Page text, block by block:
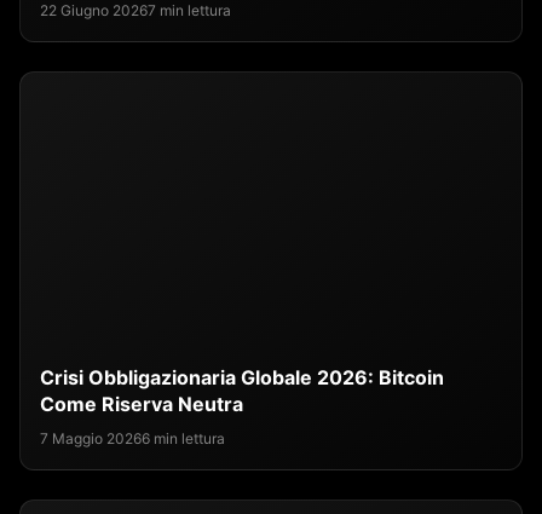
22 Giugno 20267 min lettura
Crisi Obbligazionaria Globale 2026: Bitcoin
Come Riserva Neutra
7 Maggio 20266 min lettura